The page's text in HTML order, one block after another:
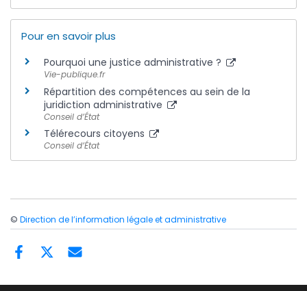
Pour en savoir plus
Pourquoi une justice administrative ?
Vie-publique.fr
Répartition des compétences au sein de la
juridiction administrative
Conseil d’État
Télérecours citoyens
Conseil d’État
© Direction de l’information légale et administrative